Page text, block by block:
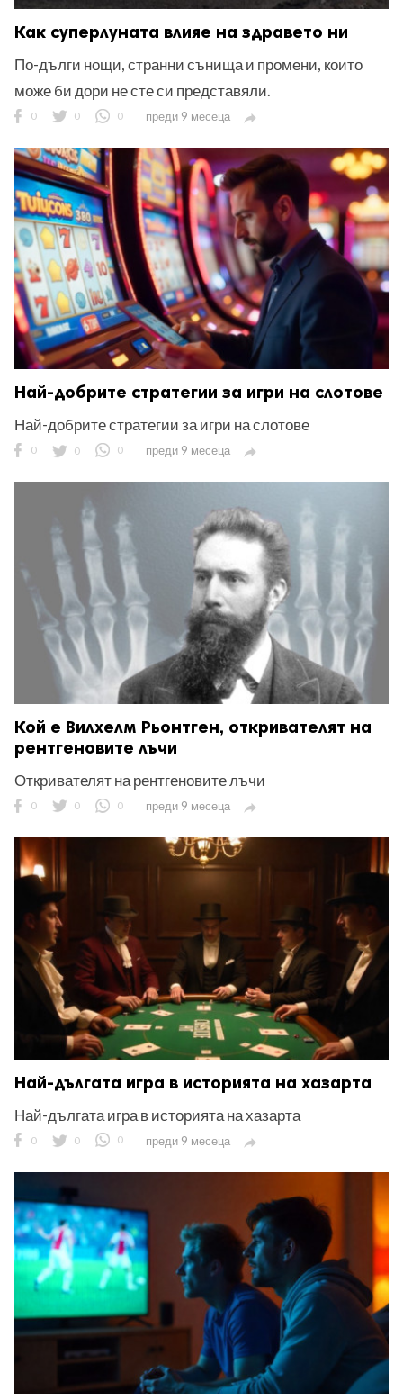
Как суперлуната влияе на здравето ни
По-дълги нощи, странни сънища и промени, които
може би дори не сте си представяли.
0 0 0 преди 9 месеца 
Най-добрите стратегии за игри на слотове
Най-добрите стратегии за игри на слотове
0 0 0 преди 9 месеца 
Кой е Вилхелм Рьонтген, откривателят на
рентгеновите лъчи
Откривателят на рентгеновите лъчи
0 0 0 преди 9 месеца 
Най-дългата игра в историята на хазарта
Най-дългата игра в историята на хазарта
0 0 0 преди 9 месеца 